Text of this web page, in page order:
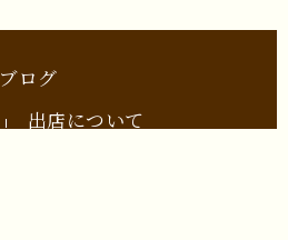
ブログ
出店について